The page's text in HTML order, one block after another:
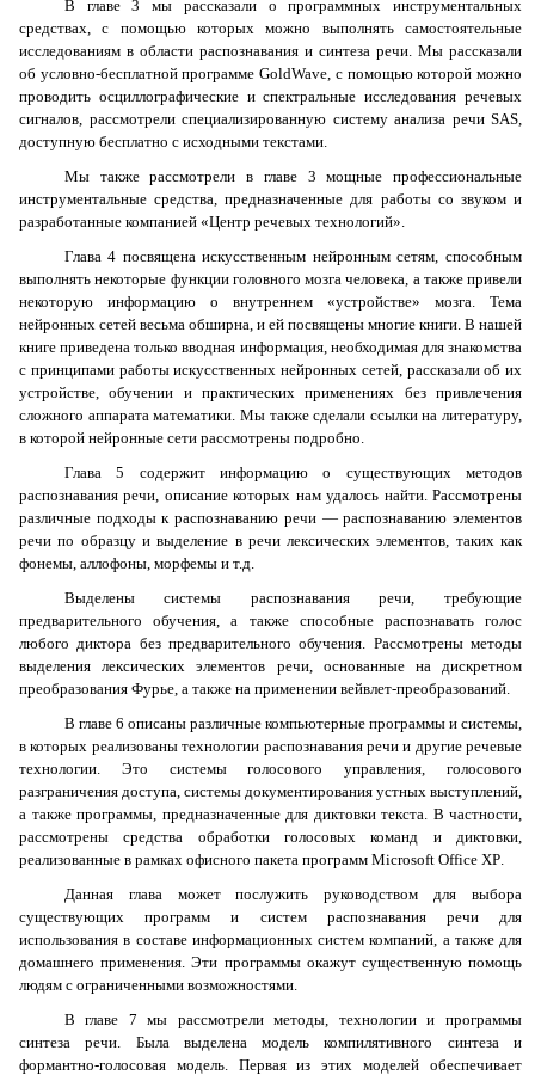
В главе 3 мы рассказали о программных инструментальных
средствах, с помощью которых можно выполнять самостоятельные
исследованиям в области распознавания и синтеза речи. Мы рассказали
об условно-бесплатной программеGoldWave, с помощью которой можно
проводить осциллографические и спектральные исследования речевых
сигналов, рассмотрели специализированную систему анализа речи SAS,
доступную бесплатно с исходными текстами.
Мы также рассмотрели в главе 3 мощные профессиональные
инструментальные средства, предназначенные для работы со звуком и
разработанные компанией «Центр речевых технологий».
Глава 4 посвящена искусственным нейронным сетям, способным
выполнять некоторые функции головного мозга человека, а также привели
некоторую информацию о внутреннем «устройстве» мозга. Тема
нейронных сетей весьма обширна, и ей посвящены многие книги. В нашей
книге приведена только вводная информация, необходимая для знакомства
с принципами работы искусственных нейронных сетей, рассказали об их
устройстве, обучении и практических применениях без привлечения
сложного аппарата математики. Мы также сделали ссылки на литературу,
в которой нейронные сети рассмотрены подробно.
Глава 5 содержит информацию о существующих методов
распознавания речи, описание которых нам удалось найти. Рассмотрены
различные подходы к распознаванию речи — распознаванию элементов
речи по образцу и выделение в речи лексических элементов, таких как
фонемы, аллофоны, морфемы и т.д.
Выделены системы распознавания речи, требующие
предварительного обучения, а также способные распознавать голос
любого диктора без предварительного обучения. Рассмотрены методы
выделения лексических элементов речи, основанные на дискретном
преобразования Фурье, а также на применении вейвлет-преобразований.
В главе 6 описаны различные компьютерные программы и системы,
в которых реализованы технологии распознавания речи и другие речевые
технологии. Это системы голосового управления, голосового
разграничения доступа, системы документирования устных выступлений,
а также программы, предназначенные для диктовки текста. В частности,
рассмотрены средства обработки голосовых команд и диктовки,
реализованные в рамках офисного пакета программ Microsoft Office XP.
Данная глава может послужить руководством для выбора
существующих программ и систем распознавания речи для
использования в составе информационных систем компаний, а также для
домашнего применения. Эти программы окажут существенную помощь
людям с ограниченными возможностями.
В главе 7 мы рассмотрели методы, технологии и программы
синтеза речи. Была выделена модель компилятивного синтеза и
формантно-голосовая модель. Первая из этих моделей обеспечивает